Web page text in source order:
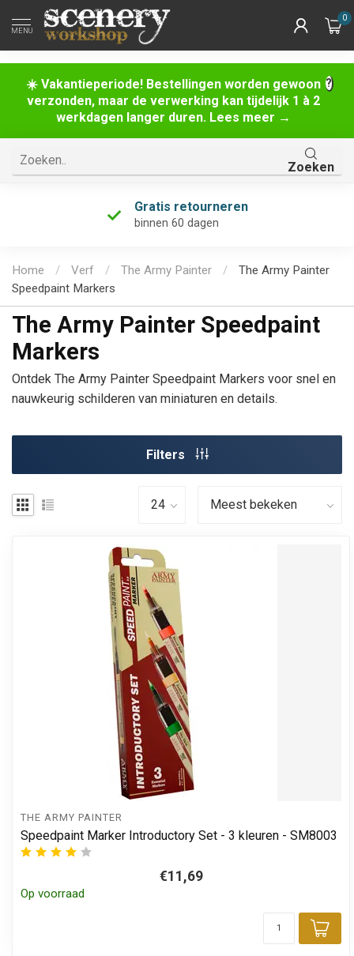
☀️ Vakantieperiode! Bestellingen worden gewoon
verzonden, maar de verwerking kan tijdelijk 1 à 2
werkdagen langer duren. Lees meer →
MENU
0
Zoeken
Gratis retourneren
binnen 60 dagen
Home / Verf / The Army Painter /
The Army Painter
Speedpaint Markers
The Army Painter Speedpaint
Markers
Ontdek The Army Painter Speedpaint Markers voor snel en
nauwkeurig schilderen van miniaturen en details.
Filters
THE ARMY PAINTER
Speedpaint Marker Introductory Set - 3 kleuren - SM8003
€11,69
Op voorraad